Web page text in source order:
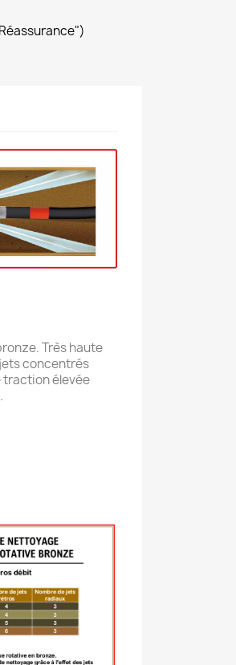
Très haute
concentrés
traction élevée